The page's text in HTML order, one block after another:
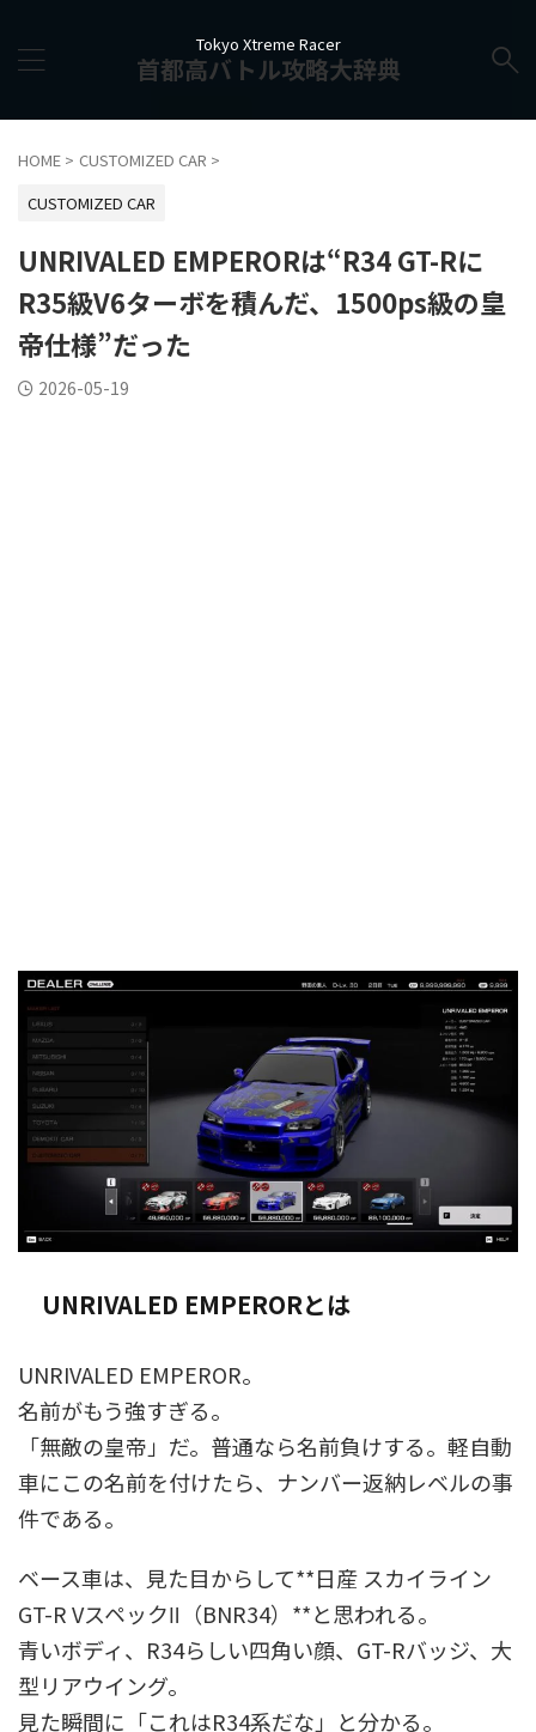
Tokyo Xtreme Racer
首都高バトル攻略大辞典
HOME > CUSTOMIZED CAR >
CUSTOMIZED CAR
UNRIVALED EMPERORは“R34 GT-Rに
R35級V6ターボを積んだ、1500ps級の皇
帝仕様”だった
2026-05-19
UNRIVALED EMPERORとは
UNRIVALED EMPEROR。
名前がもう強すぎる。
「無敵の皇帝」だ。普通なら名前負けする。軽自動
車にこの名前を付けたら、ナンバー返納レベルの事
件である。
ベース車は、見た目からして**日産 スカイライン
GT-R VスペックⅡ（BNR34）**と思われる。
青いボディ、R34らしい四角い顔、GT-Rバッジ、大
型リアウイング。
見た瞬間に「これはR34系だな」と分かる。